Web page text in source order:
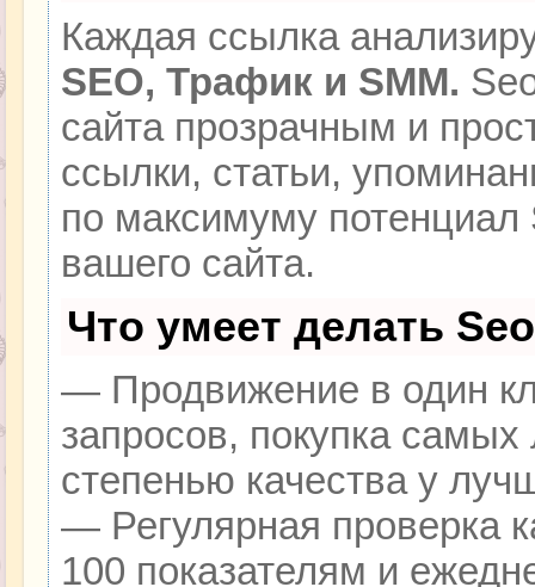
Каждая ссылка
SEO, Трафик и SMM.
сайта прозрачным и
ссылки, статьи,
по максимуму
вашего сайта.
Что умеет делать
— Продвижение в один
запросов, покупка
степенью качества у
— Регулярная проверка
100 показателям и